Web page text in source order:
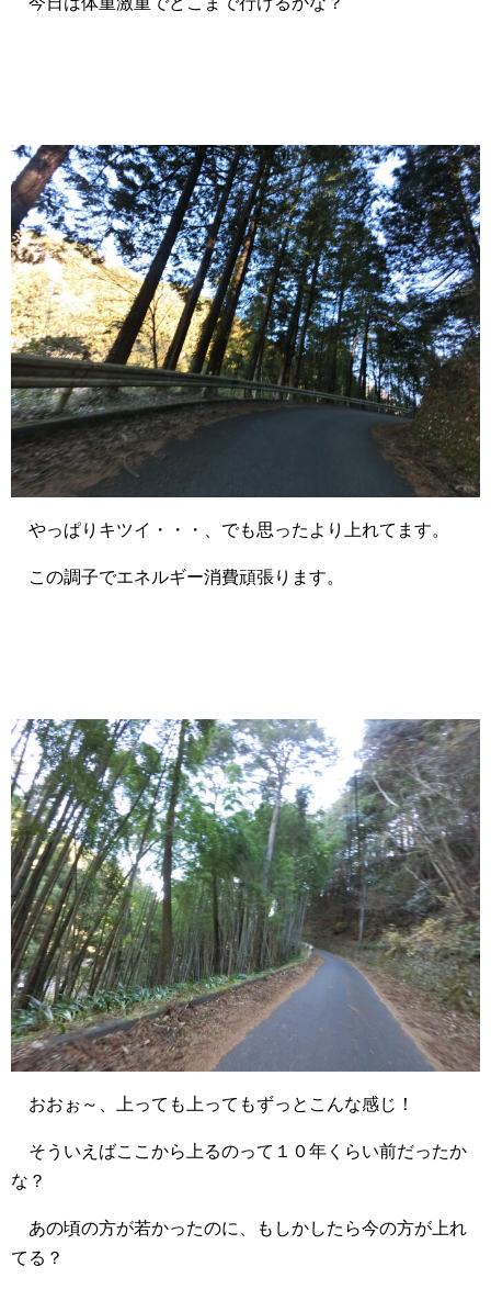
やっぱりキツイ・・・、でも思ったより上れてます。
この調子でエネルギー消費頑張ります。
おおぉ～、上っても上ってもずっとこんな感じ！
そういえばここから上るのって１０年くらい前だったか
な？
あの頃の方が若かったのに、もしかしたら今の方が上れ
てる？